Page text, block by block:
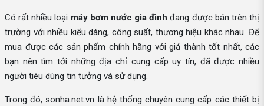
Có rất nhiều loại máy bơm nước gia đình đang được bán trên thị
trường với nhiều kiểu dáng, công suất, thương hiệu khác nhau. Để
mua được các sản phẩm chính hãng với giá thành tốt nhất, các
bạn nên tìm tới những địa chỉ cung cấp uy tín, đã được nhiều
người tiêu dùng tin tưởng và sử dụng.
Trong đó, sonha.net.vn là hệ thống chuyên cung cấp các thiết bị